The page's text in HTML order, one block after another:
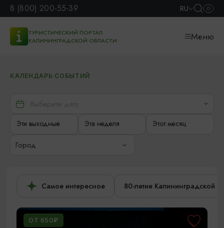
8 (800) 200-55-39 RU
ТУРИСТИЧЕСКИЙ ПОРТАЛ
КАЛИНИНГРАДСКОЙ ОБЛАСТИ
Меню
КАЛЕНДАРЬ СОБЫТИЙ
Эти выходные Эта неделя Этот месяц
Город
Самое интересное 80-летие Калининградской
ОТ 650₽